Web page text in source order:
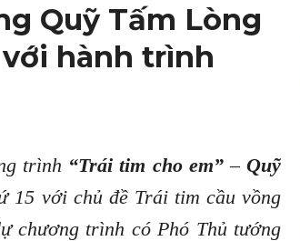
Quỹ Tấm Lòng
hành trình
trình “Trái tim cho em”–Quỹ
15 với chủ đề Trái tim cầu vồng
chương trình có Phó Thủ tướng